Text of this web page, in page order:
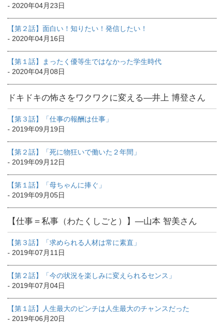
- 2020年04月23日
【第２話】面白い！知りたい！発信したい！
- 2020年04月16日
【第１話】まったく優等生ではなかった学生時代
- 2020年04月08日
ドキドキの怖さをワクワクに変える―井上 博登さん
【第３話】「仕事の報酬は仕事」
- 2019年09月19日
【第２話】「死に物狂いで働いた２年間」
- 2019年09月12日
【第１話】「母ちゃんに捧ぐ」
- 2019年09月05日
【仕事＝私事（わたくしごと）】―山本 智美さん
【第３話】「求められる人材は常に素直」
- 2019年07月11日
【第２話】「今の状況を楽しみに変えられるセンス」
- 2019年07月04日
【第１話】人生最大のピンチは人生最大のチャンスだった
- 2019年06月20日